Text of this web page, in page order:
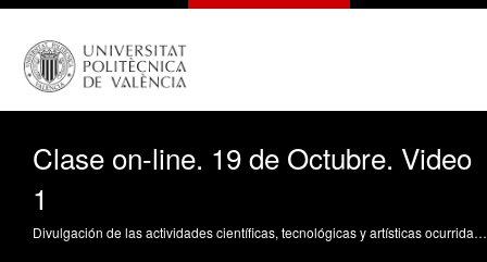
Clase on-line. 19 de Octubre. Video
1
Divulgación de las actividades científicas, tecnológicas y artísticas ocurridas en los tres campus de la UPV